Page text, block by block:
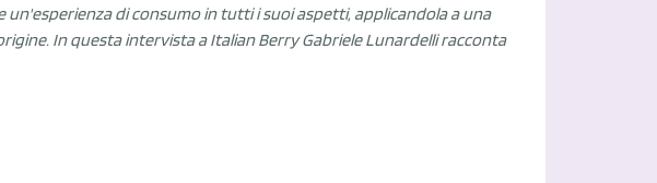
di consumo in tutti i suoi aspetti, applicandola a una
In questa intervista a Italian Berry Gabriele Lunardelli racconta